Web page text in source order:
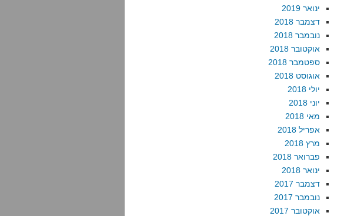
ינואר 2019
דצמבר 2018
נובמבר 2018
אוקטובר 2018
ספטמבר 2018
אוגוסט 2018
יולי 2018
יוני 2018
מאי 2018
אפריל 2018
מרץ 2018
פברואר 2018
ינואר 2018
דצמבר 2017
נובמבר 2017
אוקטובר 2017